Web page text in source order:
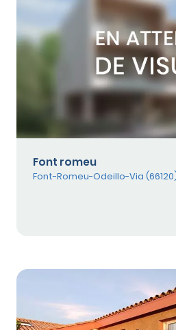
Font romeu
Font-Romeu-Odeillo-Via